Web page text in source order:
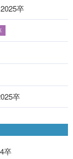
2025卒
卒
卒